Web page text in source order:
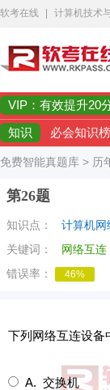
软考在线 计算机技术
VIP：有效提升20
知识 必会知识榜
免费智能真题库 > 历
第26题
知识点： 计算机网
关键词：
网络互连
错误率：
46%
下列网络互连设备
A. 交换机